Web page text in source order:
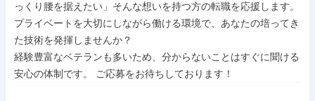
っくり腰を据えたい」そんな想いを持つ方の転職を応援します。
プライベートを大切にしながら働ける環境で、あなたの培ってき
た技術を発揮しませんか？
経験豊富なベテランも多いため、分からないことはすぐに聞ける
安心の体制です。 ご応募をお待ちしております！